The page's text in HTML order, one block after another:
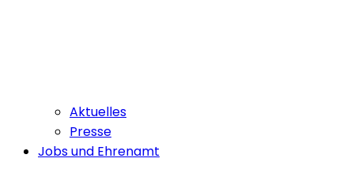
Aktuelles
Presse
Jobs und Ehrenamt